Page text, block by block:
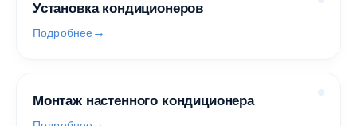
Установка кондиционеров
Подробнее
Монтаж настенного кондиционера